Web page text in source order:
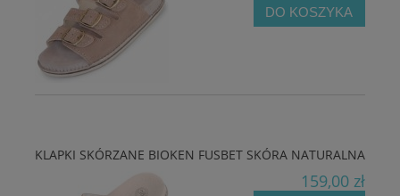
DO KOSZYKA
KLAPKI SKÓRZANE BIOKEN FUSBET SKÓRA NATURALNA
159,00 zł